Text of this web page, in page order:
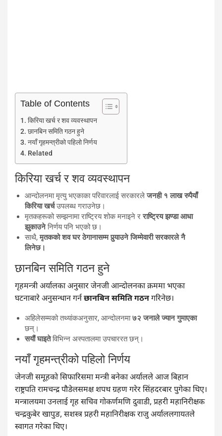
Table of Contents
किरिया खर्च र शव व्यवस्थापन
छानबिन समिति गठन हुने
नयाँ गृहमन्त्रीको पहिलो निर्णय
Related
किरिया खर्च र शव व्यवस्थापन
आन्दोलनमा मृत्यु भएकाका परिवारलाई सरकारलेजनही १ लाख रुपैयाँ
किरिया खर्चउपलब्ध गराउनेछ।
मृतकहरूको सम्झनामा राष्ट्रिय शोक मनाइने रराष्ट्रिय झण्डा आधा
झुकाउनेनिर्णय पनि भएको छ।
साथै,मृतकको शव घर ठेगानासम्म पुर्‍याउने जिम्मेवारी सरकारले नै
लिनेछ।
छानबिन समिति गठन हुने
गृहमन्त्री अर्यालका अनुसार जेनजी आन्दोलनका क्रममा भएका
घटनाबारे अनुसन्धान गर्नछानबिन समिति गठनगरिनेछ।
अहिलेसम्मको तथ्यांकअनुसार, आन्दोलनमा७२ जनाले ज्यान गुमाएका
छन्।
सयौं घाइतेविभिन्न अस्पतालमा उपचाररत छन्।
नयाँ गृहमन्त्रीको पहिलो निर्णय
जेनजी समूहको सिफारिसमा मन्त्री बनेका अर्यालले आज बिहान
राष्ट्रपति रामचन्द्र पौडेलसमक्ष शपथ ग्रहण गरेर सिंहदरबार पुगेका थिए।
मन्त्रालयमा उनलाई गृह सचिव गोकर्णमणि दुवाडी, प्रहरी महानिरीक्षक
चन्द्रकुबेर खापुङ, सशस्त्र प्रहरी महानिरीक्षक राजु अर्याललगायतले
स्वागत गरेका थिए।